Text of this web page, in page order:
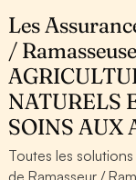
Les
/
NATURELS
SOINS AUX
Toutes les
de Ramasseur /